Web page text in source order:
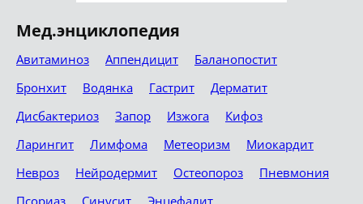
Мед.энциклопедия
Авитаминоз Аппендицит
Баланопостит
Бронхит
Водянка Гастрит
Дерматит
Дисбактериоз
Запор Изжога
Кифоз
Ларингит
Лимфома Метеоризм
Миокардит
Невроз
Нейродермит Остеопороз
Пневмония
Псориаз
Синусит Энцефалит